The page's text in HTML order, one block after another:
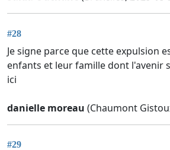
#28
Je signe parce que cette expulsion
enfants et leur famille dont l'avenir
ici
danielle moreau (Chaumont
#29